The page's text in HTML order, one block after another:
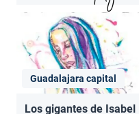
Guadalajara capital
Los gigantes de Isabel